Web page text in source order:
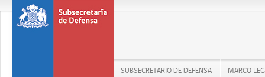
SUBSECRETARIO DE DEFENSA MARCO